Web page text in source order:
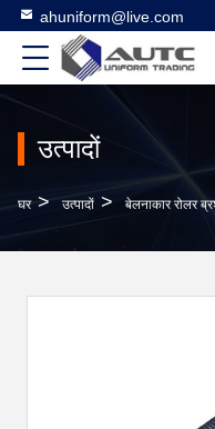
ahuniform@live.com
उत्पादों
घर > उत्पादों > बेलनाकार रोलर